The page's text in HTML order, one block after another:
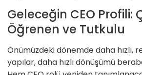
Geleceğin CEO Profili:
Öğrenen ve Tutkulu
Önümüzdeki dönemde daha hızlı,
yapılar, daha hızlı dönüşümü